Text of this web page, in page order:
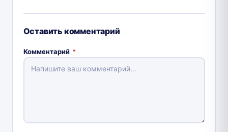
Оставить комментарий
Комментарий *